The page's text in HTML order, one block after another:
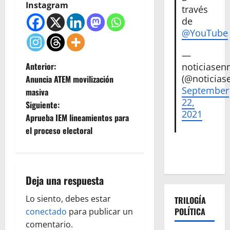
Instagram
N
a
v
e
a
c
i
Anterior:
Anuncia ATEM movilización
masiva
Siguiente:
Aprueba IEM lineamientos para
el proceso electoral
Deja una respuesta
Lo siento, debes estar
conectado para publicar un
comentario.
través
de
@YouTube
—
September
22,
2021
TRILOGÍA
POLÍTICA